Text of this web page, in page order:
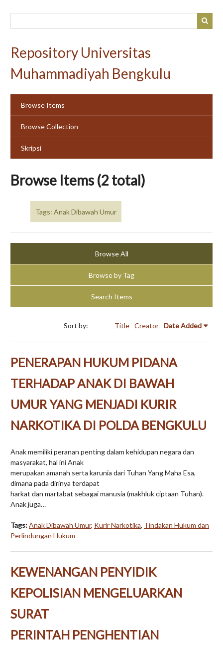
Repository Universitas
Muhammadiyah Bengkulu
Browse Items
Browse Collection
Skripsi
Browse Items (2 total)
Tags: Anak Dibawah Umur
Browse All
Browse by Tag
Search Items
Sort by: Title Creator Date Added
PENERAPAN HUKUM PIDANA
TERHADAP ANAK DI BAWAH
UMUR YANG MENJADI KURIR
NARKOTIKA DI POLDA BENGKULU
Anak memiliki peranan penting dalam kehidupan negara dan
masyarakat, hal ini Anak
merupakan amanah serta karunia dari Tuhan Yang Maha Esa,
dimana pada dirinya terdapat
harkat dan martabat sebagai manusia (makhluk ciptaan Tuhan).
Anak juga…
Tags:Anak Dibawah Umur, Kurir Narkotika, Tindakan Hukum dan
Perlindungan Hukum
KEWENANGAN PENYIDIK
KEPOLISIAN MENGELUARKAN
SURAT
PERINTAH PENGHENTIAN